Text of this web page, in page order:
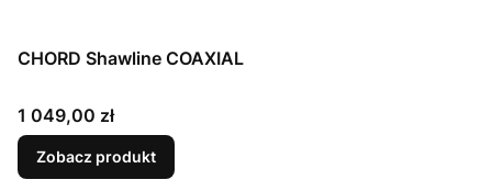
CHORD Shawline COAXIAL
Cena
1 049,00 zł
Zobacz produkt